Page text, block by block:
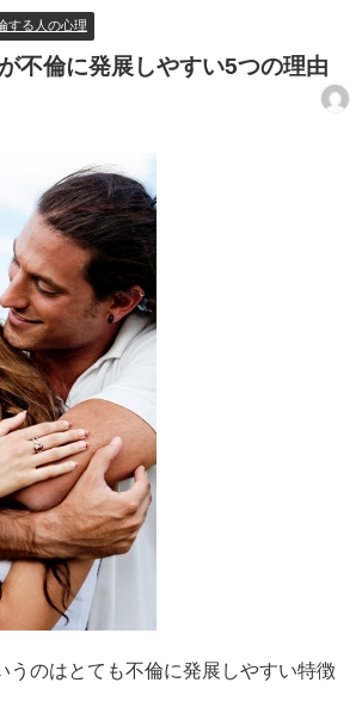
する人の心理
不倫に発展しやすい5つの理由
うのはとても不倫に発展しやすい特徴